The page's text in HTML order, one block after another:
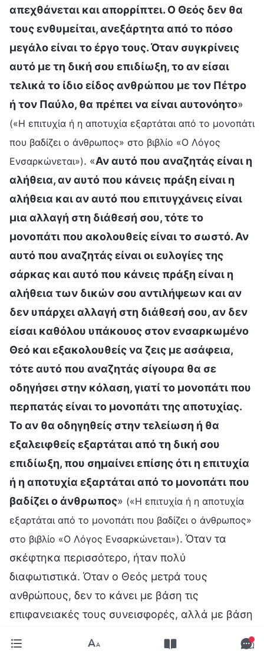
απεχθάνεται και απορρίπτει. Ο Θεός δεν θα
τους ενθυμείται, ανεξάρτητα από το πόσο
μεγάλο είναι το έργο τους. Όταν συγκρίνεις
αυτό με τη δική σου επιδίωξη, το αν είσαι
τελικά το ίδιο είδος ανθρώπου με τον Πέτρο
ή τον Παύλο, θα πρέπει να είναι αυτονόητο»
(«Η επιτυχία ή η αποτυχία εξαρτάται από το μονοπάτι
που βαδίζει ο άνθρωπος» στο βιβλίο «Ο Λόγος
Ενσαρκώνεται»). «Αν αυτό που αναζητάς είναι η
αλήθεια, αν αυτό που κάνεις πράξη είναι η
αλήθεια και αν αυτό που επιτυγχάνεις είναι
μια αλλαγή στη διάθεσή σου, τότε το
μονοπάτι που ακολουθείς είναι το σωστό. Αν
αυτό που αναζητάς είναι οι ευλογίες της
σάρκας και αυτό που κάνεις πράξη είναι η
αλήθεια των δικών σου αντιλήψεων και αν
δεν υπάρχει αλλαγή στη διάθεσή σου, αν δεν
είσαι καθόλου υπάκουος στον ενσαρκωμένο
Θεό και εξακολουθείς να ζεις με ασάφεια,
τότε αυτό που αναζητάς σίγουρα θα σε
οδηγήσει στην κόλαση, γιατί το μονοπάτι που
περπατάς είναι το μονοπάτι της αποτυχίας.
Το αν θα οδηγηθείς στην τελείωση ή θα
εξαλειφθείς εξαρτάται από τη δική σου
επιδίωξη, που σημαίνει επίσης ότι η επιτυχία
ή η αποτυχία εξαρτάται από το μονοπάτι που
βαδίζει ο άνθρωπος» («Η επιτυχία ή η αποτυχία
εξαρτάται από το μονοπάτι που βαδίζει ο άνθρωπος»
στο βιβλίο «Ο Λόγος Ενσαρκώνεται»). Όταν τα
σκέφτηκα περισσότερο, ήταν πολύ
διαφωτιστικά. Όταν ο Θεός μετρά τους
ανθρώπους, δεν το κάνει με βάση τις
επιφανειακές τους συνεισφορές, αλλά με βάση
πράγματα, ποια στάση κρατούν, κι αν κάνουν